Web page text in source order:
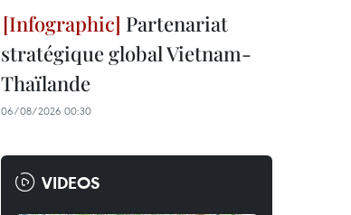
Partenariat
stratégique global Vietnam-
Thaïlande
06/08/2026 00:30
VIDEOS